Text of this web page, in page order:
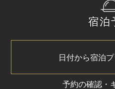
宿泊
日付から宿泊
予約の確認・